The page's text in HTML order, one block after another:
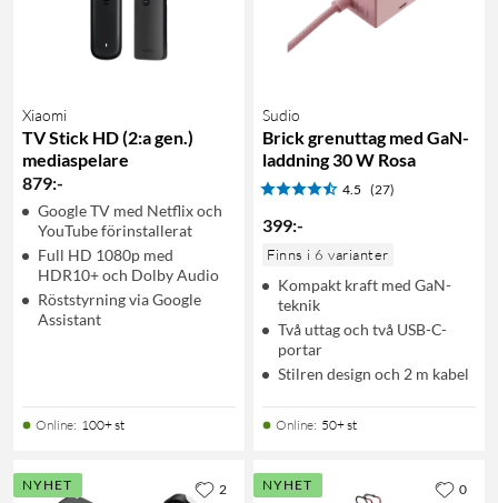
Xiaomi
TV Stick HD (2:a gen.)
mediaspelare
879:-
Google TV med Netflix och
YouTube förinstallerat
Full HD 1080p med
HDR10+ och Dolby Audio
Röststyrning via Google
Assistant
Online: 100+ st
Sudio
Brick grenuttag med GaN-
laddning 30 W Rosa
4.5 (27)
399:-
Finns i 6 varianter
Kompakt kraft med GaN-
teknik
Två uttag och två USB-C-
portar
Stilren design och 2 m kabel
Online: 50+ st
NYHET 2 NYHET 0